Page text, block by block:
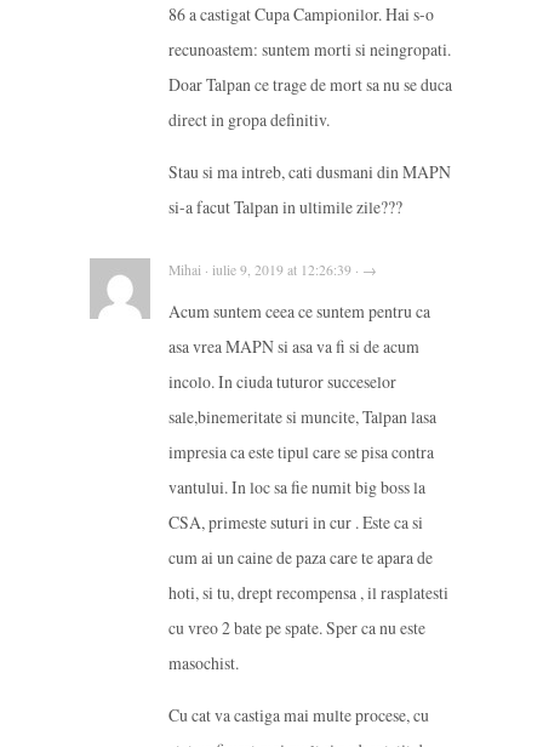
86 a castigat Cupa Campionilor. Hai s-o
recunoastem: suntem morti si neingropati.
Doar Talpan ce trage de mort sa nu se duca
direct in gropa definitiv.
Stau si ma intreb, cati dusmani din MAPN
si-a facut Talpan in ultimile zile???
Mihai · iulie 9, 2019 at 12:26:39 · →
Acum suntem ceea ce suntem pentru ca
asa vrea MAPN si asa va fi si de acum
incolo. In ciuda tuturor succeselor
sale,binemeritate si muncite, Talpan lasa
impresia ca este tipul care se pisa contra
vantului. In loc sa fie numit big boss la
CSA, primeste suturi in cur . Este ca si
cum ai un caine de paza care te apara de
hoti, si tu, drept recompensa , il rasplatesti
cu vreo 2 bate pe spate. Sper ca nu este
masochist.
Cu cat va castiga mai multe procese, cu